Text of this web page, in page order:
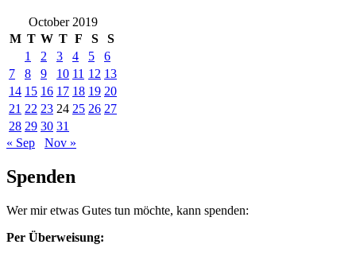
October 2019
M T W T F S
S
1
2 3 4 5
6
7
8 9 10 11 12 13
14 15 16 17 18 19 20
21 22 23 24 25 26 27
28 29 30 31
« Sep
Nov »
Spenden
Wer mir etwas Gutes tun möchte, kann spenden:
Per Überweisung: